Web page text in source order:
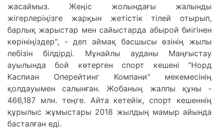
жасаймыз. Жеңіс жолындағы жалынды
жігерлеріңізге жарқын жетістік тілей отырып,
барлық жарыстар мен сайыстарда абырой биігінен
көрініңіздер", - деп аймақ басшысы өзінің жылы
лебізін білдірді. Мұнайлы ауданы Маңғыстау
ауылында бой көтерген спорт кешені "Норд
Каспиан Оперейтинг Компани" мекемесінің
қолдауымен салынған. Жобаның жалпы құны -
466,187 млн. теңге. Айта кетейік, спорт кешеннің
құрылыс жұмыстары 2018 жылдың мамыр айында
басталған еді.